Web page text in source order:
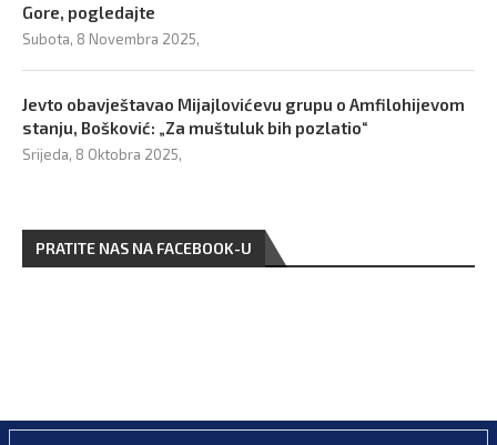
Gore, pogledajte
Subota, 8 Novembra 2025,
Jevto obavještavao Mijajlovićevu grupu o Amfilohijevom
stanju, Bošković: „Za muštuluk bih pozlatio“
Srijeda, 8 Oktobra 2025,
PRATITE NAS NA FACEBOOK-U